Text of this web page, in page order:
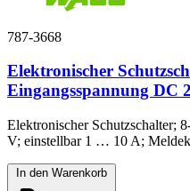
787-3668
Elektronischer
Eingangsspannung DC
Elektronischer Schutzschalter;
V; einstellbar 1 … 10 A;
In den Warenkorb